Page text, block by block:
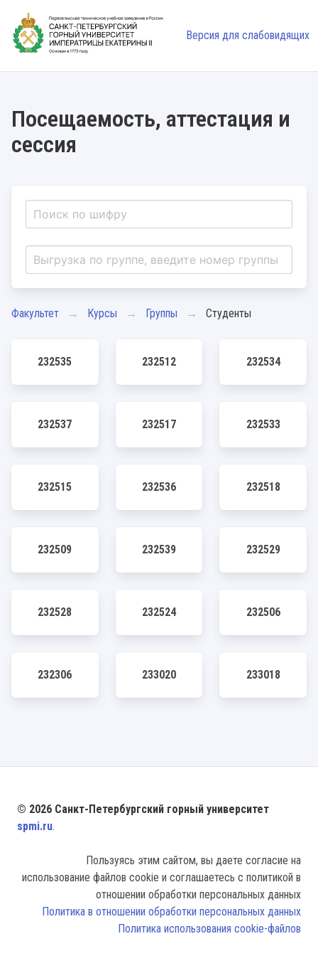
Версия для слабовидящих
Посещаемость, аттестация и
сессия
Факультет Курсы Группы Студенты
232535 232512 232534
232537 232517 232533
232515 232536 232518
232509 232539 232529
232528 232524 232506
232306 233020 233018
© 2026 Санкт-Петербургский горный университет
spmi.ru.
Пользуясь этим сайтом, вы даете согласие на
использование файлов cookie и соглашаетесь с политикой в
отношении обработки персональных данных
Политика в отношении обработки персональных данных
Политика использования cookie-файлов